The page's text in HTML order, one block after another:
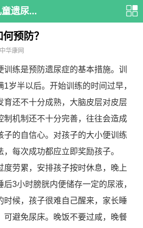
遗尿...
预防？
华康网
练是预防遗尿症的基本措施。训
岁半以后。开始训练的时间过早，
育还不十分成熟，大脑皮层对皮层
制机制还不十分完善，往往会造成
子的自信心。对孩子的大小便训练
每次成功都应立即奖励孩子。
劳累，安排孩子按时休息，晚上
3小时膀胱内便储存一定的尿液，
时候，孩子很难自己醒来，家长睡
可避免尿床。晚饭不要过咸，晚餐